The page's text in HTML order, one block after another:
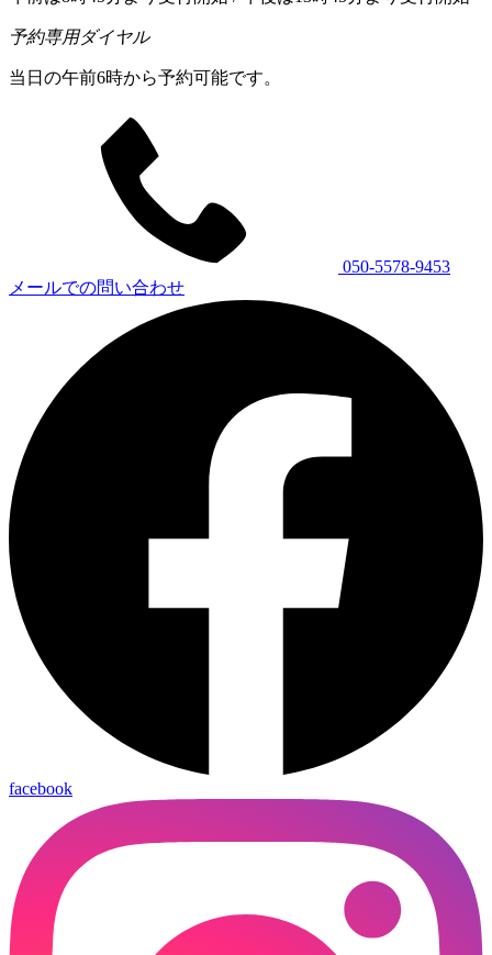
予約専用ダイヤル
当日の午前6時から予約可能です。
050-5578-9453
メールでの問い合わせ
facebook